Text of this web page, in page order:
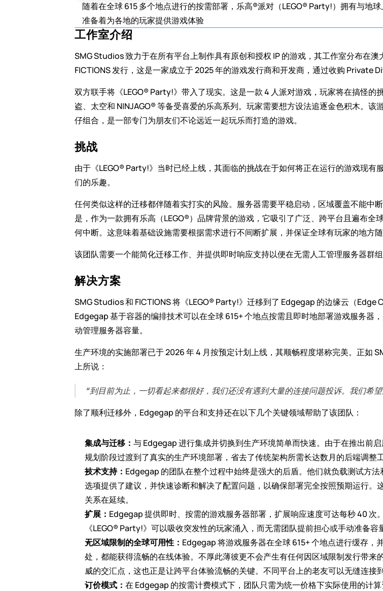
随着在全球 615 多个地点进行的按需部署，乐高®派对（LEGO® Party!）拥有与地
准备着为各地的玩家提供游戏体验
工作室介绍
SMG Studios 致力于在所有平台上制作具有原创和授权 IP 的游戏，其工作室分布在
FICTIONS 发行，这是一家成立于 2025 年的游戏发行商和开发商，通过收购 Private
双方联手将《LEGO® Party!》带入了现实。这是一款 4 人派对游戏，玩家将在搞怪
盗、太空和 NINJAGO® 等备受喜爱的乐高系列。玩家需要想方设法追逐金色积木。
仔组合，是一部专门为朋友们不论远近一起玩乐而打造的游戏。
挑战
由于《LEGO® Party!》当时已经上线，其面临的挑战在于如何将正在运行的游戏现
们的乐趣。
任何类似这样的迁移都伴随着实打实的风险。服务器需要平稳启动，区域覆盖不能中
是，作为一款拥有乐高（LEGO®）品牌背景的游戏，它吸引了广泛、跨平台且遍布全
何中断。这意味着基础设施需要根据需求进行不间断扩展，并保证全球有玩家的地方随
该团队需要一个能简化迁移工作、并提供即时响应支持以便在无需人工管理服务器群
解决方案
SMG Studios 和 FICTIONS 将《LEGO® Party!》迁移到了 Edgegap 的边缘云（Edge
Edgegap 基于容器的编排技术可以在全球 615+ 个地点按需且即时地部署游戏服务器
动管理服务器容量。
生产环境的实施部署已于 2026 年 4 月按预定计划上线，其顺畅程度堪称完美。正如
上所说：
“到目前为止，一切看起来都很好，我们还没有遇到大量的连接问题投诉。我们希
除了顺利迁移外，Edgegap 的平台和支持还在以下几个关键领域帮助了该团队：
集成与迁移： 与 Edgegap 进行集成并切换到生产环境简单而快速。由于在推出前
规划阶段过渡到了真实的生产环境部署，省去了传统架构所需长达数月的后端调整工
技术支持： Edgegap 的团队在整个过程中始终是强大的后盾。他们就负载测试方
选项提供了建议，并快速诊断和解决了配置问题，以确保部署完全按照预期运行
关系在延续。
扩展： Edgegap 提供即时、按需的游戏服务器部署，扩展响应速度可达每秒 40
《LEGO® Party!》可以吸收突发性的玩家涌入，而无需团队提前担心或手动准备容
无区域限制的全球可用性： Edgegap 将游戏服务器在全球 615+ 个地点进行缓存
处，都能获得流畅的在线体验。不厚此薄彼更不会产生有任何因区域限制发行带
威的交汇点，这也正是让跨平台体验流畅的关键。不同平台上的老友可以无缝连接
订价模式： 在 Edgegap 的按需计费模式下，团队只需为统一价格下实际使用的计